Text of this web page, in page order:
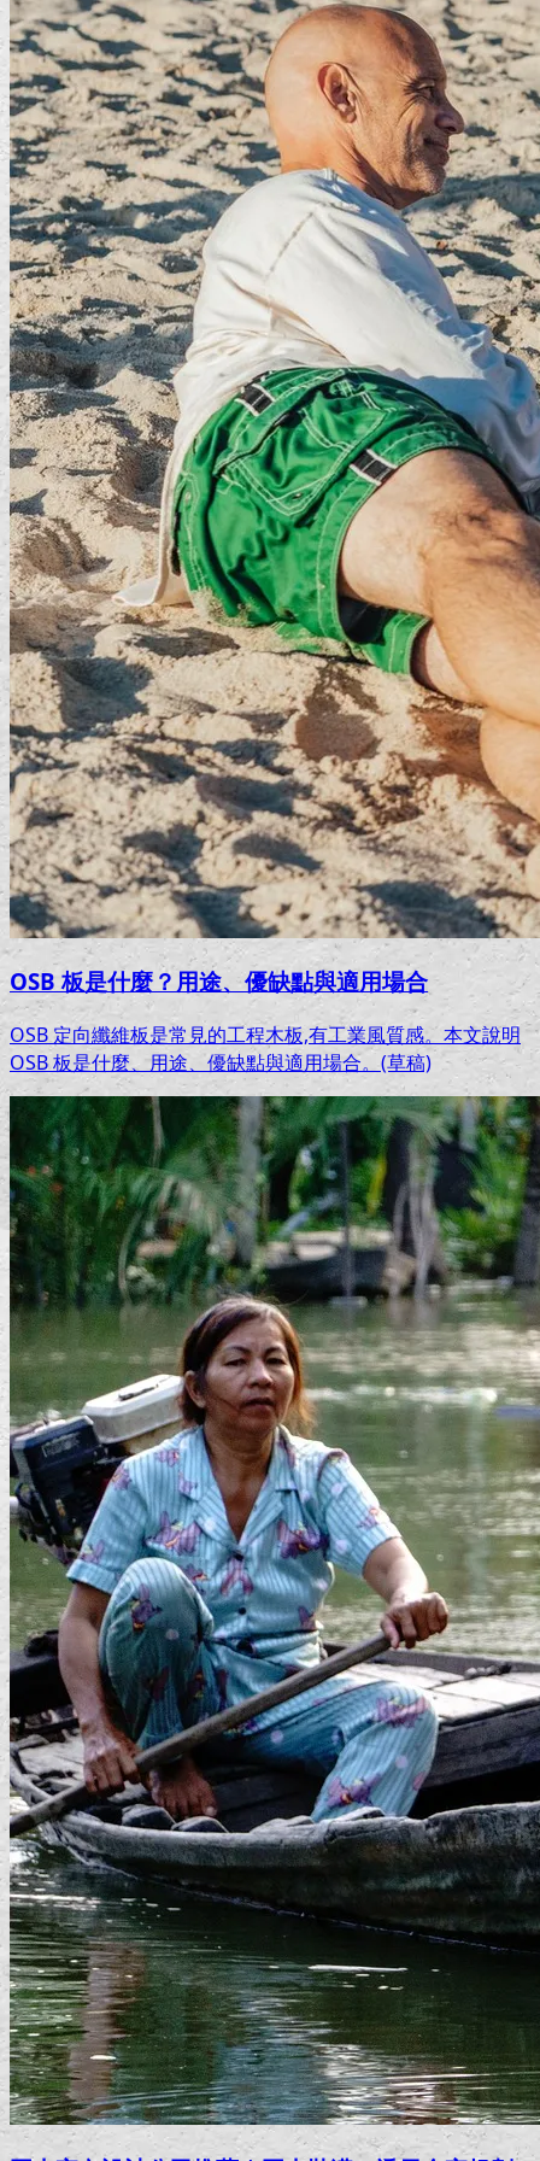
OSB 板是什麼？用途、優缺點與適用場合
OSB 定向纖維板是常見的工程木板,有工業風質感。本文說明
OSB 板是什麼、用途、優缺點與適用場合。(草稿)